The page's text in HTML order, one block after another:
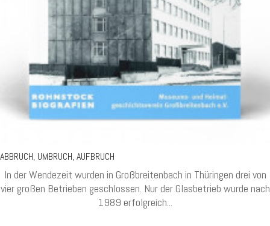
ABBRUCH, UMBRUCH, AUFBRUCH
In der Wendezeit wurden in Großbreitenbach in Thüringen drei von
vier großen Betrieben geschlossen. Nur der Glasbetrieb wurde nach
1989 erfolgreich...